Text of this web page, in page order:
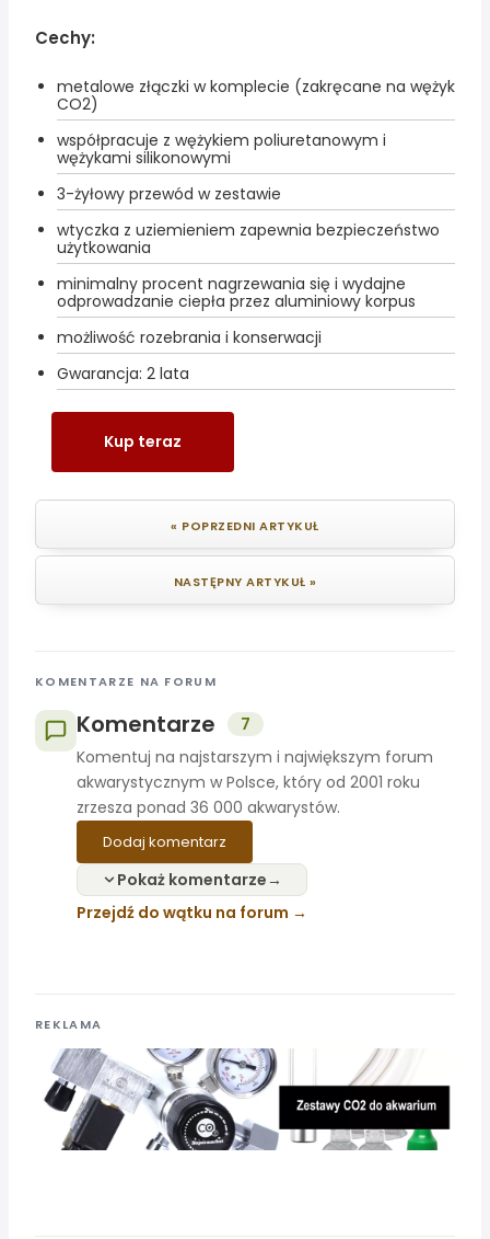
Cechy:
metalowe złączki w komplecie (zakręcane na wężyk
CO2)
współpracuje z wężykiem poliuretanowym i
wężykami silikonowymi
3-żyłowy przewód w zestawie
wtyczka z uziemieniem zapewnia bezpieczeństwo
użytkowania
minimalny procent nagrzewania się i wydajne
odprowadzanie ciepła przez aluminiowy korpus
możliwość rozebrania i konserwacji
Gwarancja: 2 lata
Kup teraz
« POPRZEDNI ARTYKUŁ
NASTĘPNY ARTYKUŁ »
KOMENTARZE NA FORUM
Komentarze
7
Komentuj na najstarszym i największym forum
akwarystycznym w Polsce, który od 2001 roku
zrzesza ponad 36 000 akwarystów.
Dodaj komentarz
Pokaż komentarze
Przejdź do wątku na forum
REKLAMA